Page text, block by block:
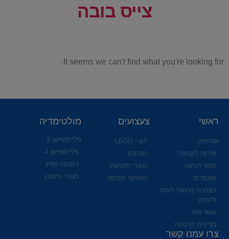
צייס בובה
It seems we can't find what you're looking for.
ראשי
אודותינו
שירות לקוחות
תנאי רכישה
מאמרים
הצהרת נגישות לאתר
ולעסק
שושי זוהר
מדיניות פרטיות
צעצועים
לגו - LEGO
מותגים
מוצרי תינוקות
משחקי קופסה
מולטימדיה
פלייסטיישן 5
פלייסטיישן 4
נינטנדו סוויץ
מוצרי גיימינג
צרו עמנו קשר